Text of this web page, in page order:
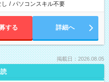
/ パソコンスキル不要
する 詳細へ
掲載日：2026.08.05